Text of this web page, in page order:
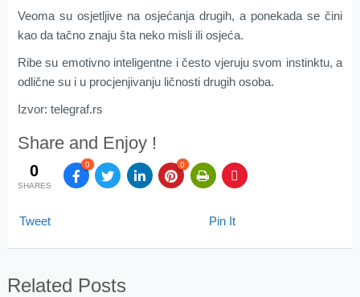
Veoma su osjetljive na osjećanja drugih, a ponekada se čini
kao da tačno znaju šta neko misli ili osjeća.
Ribe su emotivno inteligentne i često vjeruju svom instinktu, a
odlične su i u procjenjivanju ličnosti drugih osoba.
Izvor: telegraf.rs
Share and Enjoy !
0
SHARES
0 0
Tweet Pin It
Related Posts